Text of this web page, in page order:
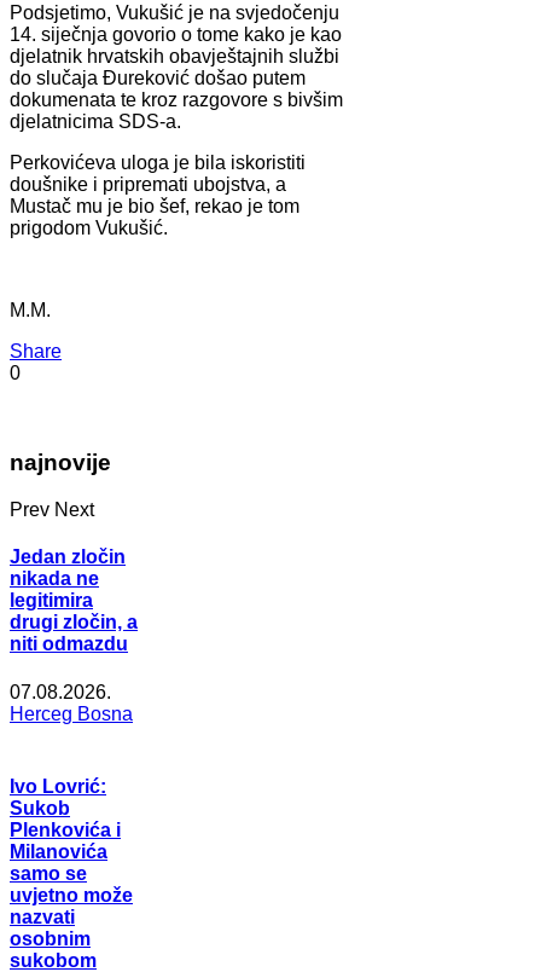
Podsjetimo, Vukušić je na svjedočenju
14. siječnja govorio o tome kako je kao
djelatnik hrvatskih obavještajnih službi
do slučaja Đureković došao putem
dokumenata te kroz razgovore s bivšim
djelatnicima SDS-a.
Perkovićeva uloga je bila iskoristiti
doušnike i pripremati ubojstva, a
Mustač mu je bio šef, rekao je tom
prigodom Vukušić.
M.M.
Share
0
najnovije
Prev Next
Jedan zločin
nikada ne
legitimira
drugi zločin, a
niti odmazdu
07.08.2026.
Herceg Bosna
Ivo Lovrić:
Sukob
Plenkovića i
Milanovića
samo se
uvjetno može
nazvati
osobnim
sukobom